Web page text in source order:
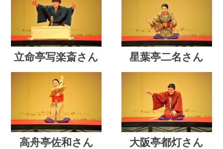
立命亭写楽斎さん 星葉亭二名さん
高舟亭佐和さん 大阪亭都灯さん